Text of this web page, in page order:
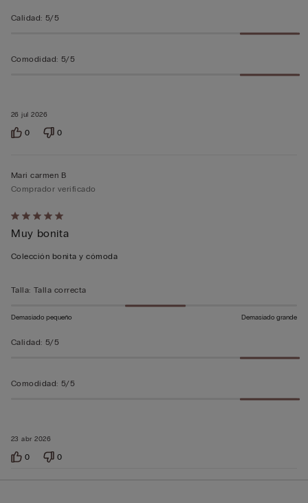
26 jul 2026
Calidad: 5/5
Comodidad: 5/5
0 0
Calificación
de
5
5
23 abr 2026
Mari carmen B
Comprador verificado
Muy bonita
Colección bonita y cómoda
Talla: Talla correcta
Demasiado pequeño Demasiado grande
Calidad: 5/5
Comodidad: 5/5
0 0